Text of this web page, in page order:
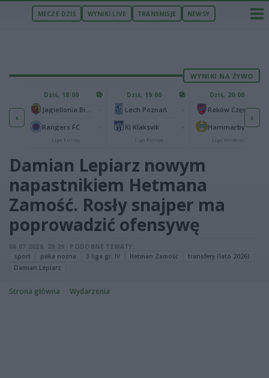
MECZE DZIŚ WYNIKI LIVE TRANSMISJE NEWSY
WYNIKI NA ŻYWO
‹
1
0
Dziś, 18:00
Rangers FC
Liga Europy
Dziś, 19:00
Lech Poznań
KI Klaksvik
Liga Europy
Dziś, 20:00
Raków Częstochowa
Hammarby IF
Liga Konferencji
›
Damian Lepiarz nowym
napastnikiem Hetmana
Zamość. Rosły snajper ma
poprowadzić ofensywę
06.07.2026, 20:29
PODOBNE TEMATY:
sport
piłka nożna 3 liga gr. IV Hetman Zamość
transfery (lato 2026)
Damian Lepiarz
Strona główna Wydarzenia